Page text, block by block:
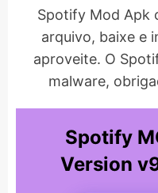
Spotify Mod Apk
arquivo, baixe e
aproveite. O
malware,
Spotify
Version